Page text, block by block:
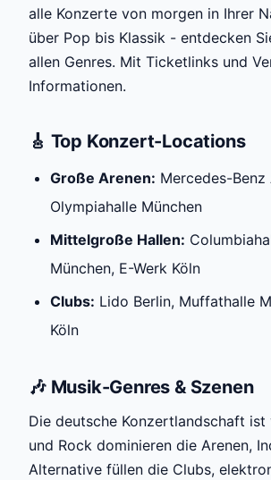
alle Konzerte von morgen in Ihrer
über Pop bis Klassik - entdecken
allen Genres. Mit Ticketlinks und
Informationen.
🎸 Top Konzert-Locations
Große Arenen: Mercedes-Benz
Olympiahalle München
Mittelgroße Hallen:
München, E-Werk Köln
Clubs: Lido Berlin, Muffathalle
Köln
🎶 Musik-Genres & Szenen
Die deutsche Konzertlandschaft
und Rock dominieren die Arenen,
Alternative füllen die Clubs,